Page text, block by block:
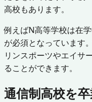
高校もあります。
例えばN高等学校は在
が必須となっています
リンスポーツやエイサ
ることができます。
通信制高校を